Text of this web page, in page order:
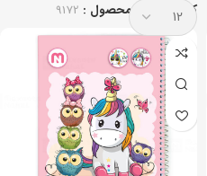
کد انحصاری محصول : 9172